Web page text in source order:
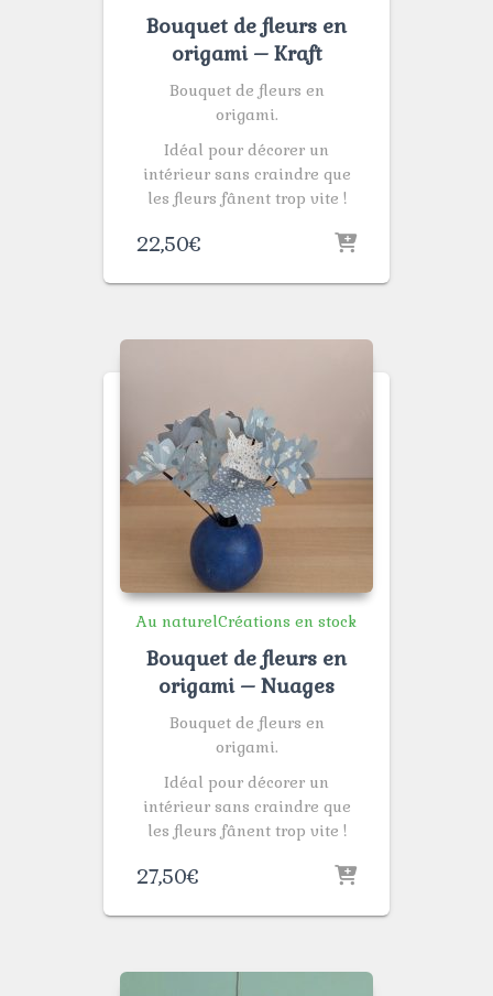
Bouquet de fleurs en
origami – Kraft
Bouquet de fleurs en
origami.
Idéal pour décorer un
intérieur sans craindre que
les fleurs fânent trop vite !
22,50€
Au naturelCréations en stock
Bouquet de fleurs en
origami – Nuages
Bouquet de fleurs en
origami.
Idéal pour décorer un
intérieur sans craindre que
les fleurs fânent trop vite !
27,50€